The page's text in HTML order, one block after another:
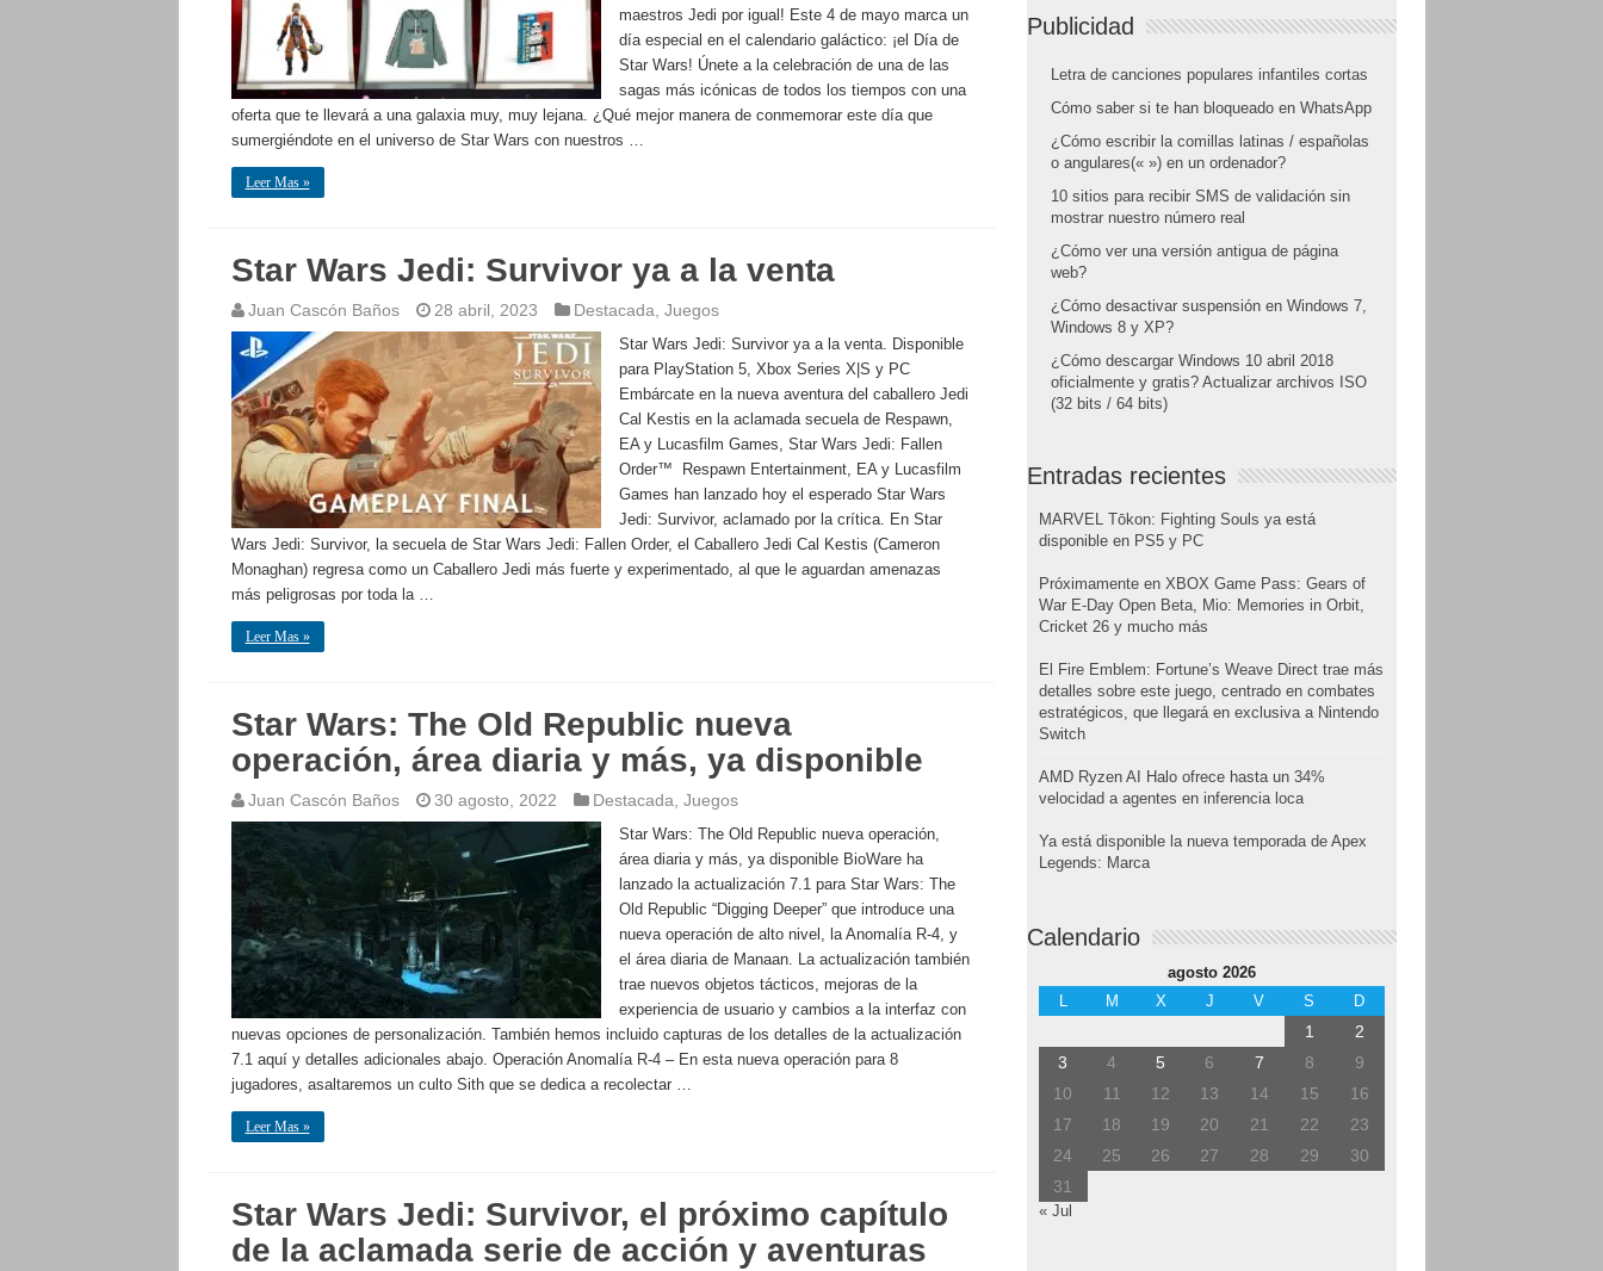
maestros Jedi por igual! Este 4 de mayo marca un
día especial en el calendario galáctico: ¡el Día de
Star Wars! Únete a la celebración de una de las
sagas más icónicas de todos los tiempos con una
oferta que te llevará a una galaxia muy, muy lejana. ¿Qué mejor manera de conmemorar este día que
sumergiéndote en el universo de Star Wars con nuestros …
Leer Mas »
Star Wars Jedi: Survivor ya a la venta
Juan Cascón Baños 28 abril, 2023 Destacada Juegos
Star Wars Jedi: Survivor ya a la venta. Disponible
para PlayStation 5, Xbox Series X|S y PC
Embárcate en la nueva aventura del caballero Jedi
Cal Kestis en la aclamada secuela de Respawn,
EA y Lucasfilm Games, Star Wars Jedi: Fallen
Order™ Respawn Entertainment, EA y Lucasfilm
Games han lanzado hoy el esperado Star Wars
Jedi: Survivor, aclamado por la crítica. En Star
Wars Jedi: Survivor, la secuela de Star Wars Jedi: Fallen Order, el Caballero Jedi Cal Kestis (Cameron
Monaghan) regresa como un Caballero Jedi más fuerte y experimentado, al que le aguardan amenazas
más peligrosas por toda la …
Leer Mas »
Star Wars: The Old Republic nueva
operación, área diaria y más, ya disponible
Juan Cascón Baños 30 agosto, 2022 Destacada Juegos
Star Wars: The Old Republic nueva operación,
área diaria y más, ya disponible BioWare ha
lanzado la actualización 7.1 para Star Wars: The
Old Republic “Digging Deeper” que introduce una
nueva operación de alto nivel, la Anomalía R-4, y
el área diaria de Manaan. La actualización también
trae nuevos objetos tácticos, mejoras de la
experiencia de usuario y cambios a la interfaz con
nuevas opciones de personalización. También hemos incluido capturas de los detalles de la actualización
7.1 aquí y detalles adicionales abajo. Operación Anomalía R-4 – En esta nueva operación para 8
jugadores, asaltaremos un culto Sith que se dedica a recolectar …
Leer Mas »
Star Wars Jedi: Survivor, el próximo capítulo
de la aclamada serie de acción y aventuras
Publicidad
Letra de canciones populares infantiles cortas
Cómo saber si te han bloqueado en WhatsApp
¿Cómo escribir la comillas latinas / españolas
o angulares(« ») en un ordenador?
10 sitios para recibir SMS de validación sin
mostrar nuestro número real
¿Cómo ver una versión antigua de página
web?
¿Cómo desactivar suspensión en Windows 7,
Windows 8 y XP?
¿Cómo descargar Windows 10 abril 2018
oficialmente y gratis? Actualizar archivos ISO
(32 bits / 64 bits)
Entradas recientes
MARVEL Tōkon: Fighting Souls ya está
disponible en PS5 y PC
Próximamente en XBOX Game Pass: Gears of
War E-Day Open Beta, Mio: Memories in Orbit,
Cricket 26 y mucho más
El Fire Emblem: Fortune’s Weave Direct trae más
detalles sobre este juego, centrado en combates
estratégicos, que llegará en exclusiva a Nintendo
Switch
AMD Ryzen AI Halo ofrece hasta un 34%
velocidad a agentes en inferencia loca
Ya está disponible la nueva temporada de Apex
Legends: Marca
Calendario
agosto 2026
L
M X J V S D
1
2
3
4 5 6 7 8
9
10
11 12 13 14 15
16
17
18 19 20 21 22
23
24
25 26 27 28 29
30
31
« Jul